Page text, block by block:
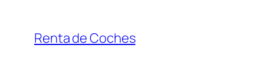
contenido
Renta de Coches